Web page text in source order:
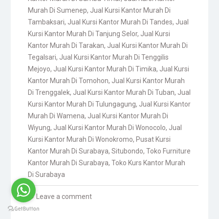
Murah Di Sumenep, Jual Kursi Kantor Murah Di
Tambaksari, Jual Kursi Kantor Murah Di Tandes, Jual
Kursi Kantor Murah Di Tanjung Selor, Jual Kursi
Kantor Murah Di Tarakan, Jual Kursi Kantor Murah Di
Tegalsari, Jual Kursi Kantor Murah Di Tenggilis
Mejoyo, Jual Kursi Kantor Murah Di Timika, Jual Kursi
Kantor Murah Di Tomohon, Jual Kursi Kantor Murah
Di Trenggalek, Jual Kursi Kantor Murah Di Tuban, Jual
Kursi Kantor Murah Di Tulungagung, Jual Kursi Kantor
Murah Di Wamena, Jual Kursi Kantor Murah Di
Wiyung, Jual Kursi Kantor Murah Di Wonocolo, Jual
Kursi Kantor Murah Di Wonokromo, Pusat Kursi
Kantor Murah Di Surabaya, Situbondo, Toko Furniture
Kantor Murah Di Surabaya, Toko Kurs Kantor Murah
Di Surabaya
Leave a comment